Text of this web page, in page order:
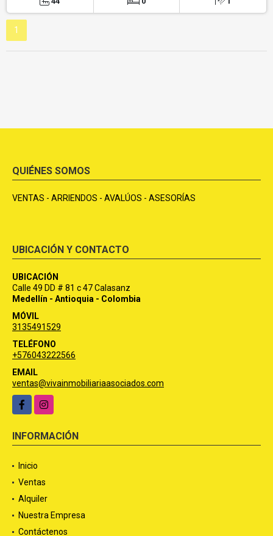
1
QUIÉNES SOMOS
VENTAS - ARRIENDOS - AVALÚOS - ASESORÍAS
UBICACIÓN Y CONTACTO
UBICACIÓN
Calle 49 DD # 81 c 47 Calasanz
Medellín - Antioquia - Colombia
MÓVIL
3135491529
TELÉFONO
+576043222566
EMAIL
ventas@vivainmobiliariaasociados.com
FacebookInstagram
INFORMACIÓN
Inicio
Ventas
Alquiler
Nuestra Empresa
Contáctenos